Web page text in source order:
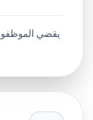
يقضي